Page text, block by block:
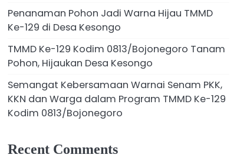
Penanaman Pohon Jadi Warna Hijau TMMD
Ke-129 di Desa Kesongo
TMMD Ke-129 Kodim 0813/Bojonegoro Tanam
Pohon, Hijaukan Desa Kesongo
Semangat Kebersamaan Warnai Senam PKK,
KKN dan Warga dalam Program TMMD Ke-129
Kodim 0813/Bojonegoro
Recent Comments